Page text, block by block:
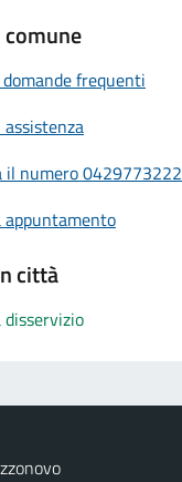
frequenti
assistenza
il numero 0429773222
appuntamento
città
disservizio